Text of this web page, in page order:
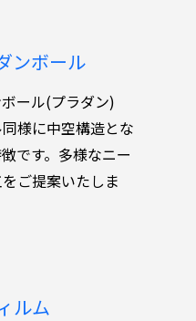
ンボール
ール(プラダン)
様に中空構造とな
です。多様なニー
ご提案いたしま
ルム